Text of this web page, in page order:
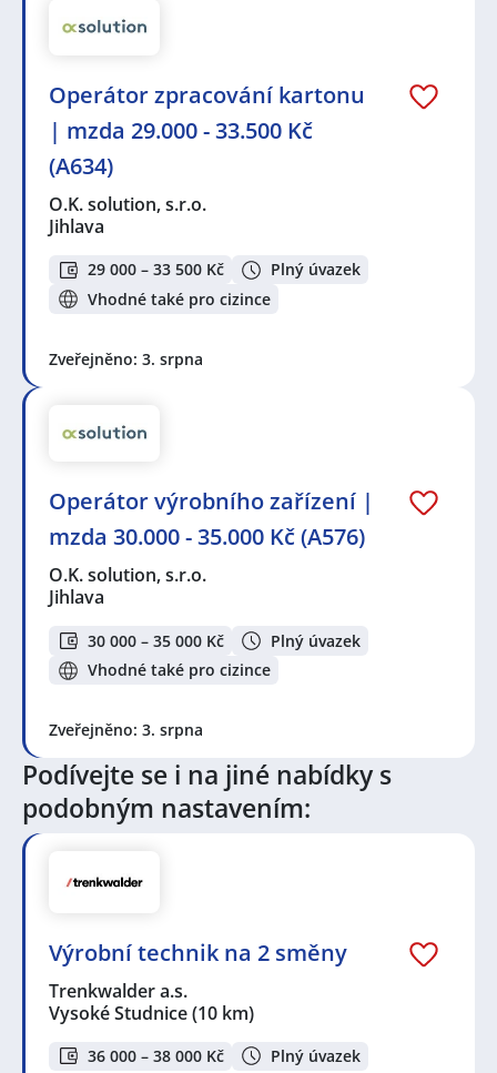
Operátor zpracování kartonu
| mzda 29.000 - 33.500 Kč
(A634)
O.K. solution, s.r.o.
Jihlava
29 000 – 33 500 Kč
Plný úvazek
Vhodné také pro cizince
Zveřejněno: 3. srpna
Operátor výrobního zařízení |
mzda 30.000 - 35.000 Kč (A576)
O.K. solution, s.r.o.
Jihlava
30 000 – 35 000 Kč
Plný úvazek
Vhodné také pro cizince
Zveřejněno: 3. srpna
Podívejte se i na jiné nabídky s
podobným nastavením:
Výrobní technik na 2 směny
Trenkwalder a.s.
Vysoké Studnice(10 km)
36 000 – 38 000 Kč Plný úvazek